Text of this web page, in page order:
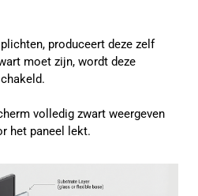
produceert deze zelf
moet zijn, wordt deze
volledig zwart weergeven
het paneel lekt.